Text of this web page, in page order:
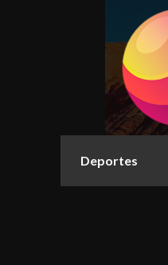
Deportes